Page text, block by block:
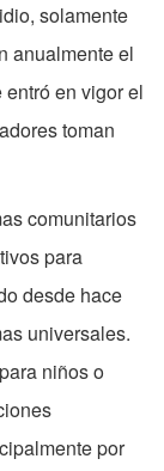
solamente
anualmente el
en vigor el
toman
comunitarios
para
desde hace
universales.
niños o
por